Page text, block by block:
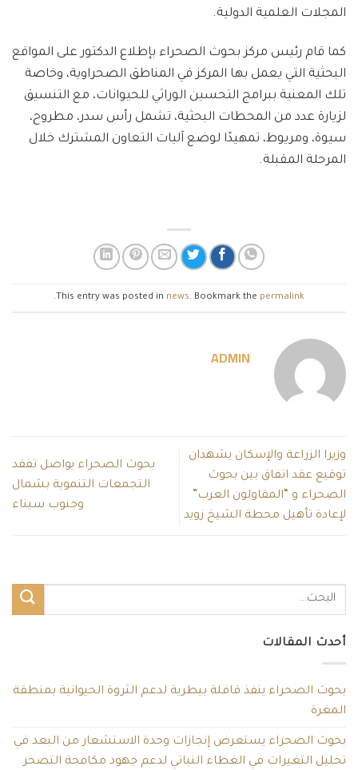
المجلات العلمية الدولية.
كما قام رئيس مركز بحوث الصحراء بإطلاع الدكتور على المواقع
البحثية التي يعمل بها المركز في المناطق الصحراوية، وخاصة
تلك المعنية ببرامج التحسين الوراثي للحيوانات، مع التنسيق
لزيارة عدد من المحطات البحثية، تشمل رأس سدر، مطروح،
سيوة، ومريوط، تمهيدًا لوضع آليات التعاون المشترك خلال
المرحلة المقبلة.
This entry was posted in news. Bookmark the permalink
.
ADMIN
وزيرا الزراعة والإسكان يشهدان
توقيع عقد اتفاق بين بحوث
الصحراء و “المقاولون العرب”
لإعادة تأهيل محطة الشيخ زويد
بحوث الصحراء يواصل تفقد
التجمعات التنموية بشمال
وجنوب سيناء
أحدث المقالات
بحوث الصحراء ينفذ قافلة بيطرية لدعم الثروة الحيوانية بمنطقة
المغرة
بحوث الصحراء يستعرض إنجازات وحدة الاستشعار من البعد في
تحليل التغيرات في الغطاء النباتي لدعم جهود مكافحة التصحر